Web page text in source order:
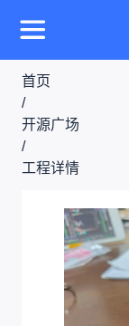
首页
/
开源广场
/
工程详情